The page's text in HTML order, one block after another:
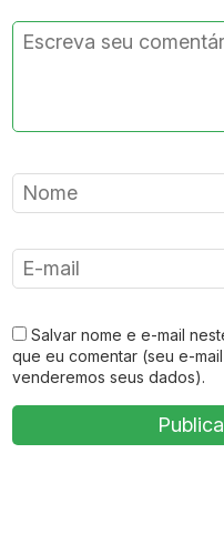
Salvar nome e e-mail
que eu comentar (seu e-
venderemos seus dados).